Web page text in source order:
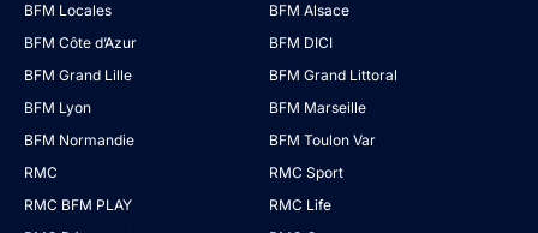
BFM Locales
BFM Alsace
BFM Côte d’Azur
BFM DICI
BFM Grand Lille
BFM Grand Littoral
BFM Lyon
BFM Marseille
BFM Normandie
BFM Toulon Var
RMC
RMC Sport
RMC BFM PLAY
RMC Life